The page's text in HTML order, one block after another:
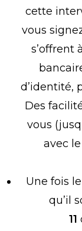
cette
vous
s’offrent
d’identité,
Des
vous
avec le
Une fois
qu’il
11